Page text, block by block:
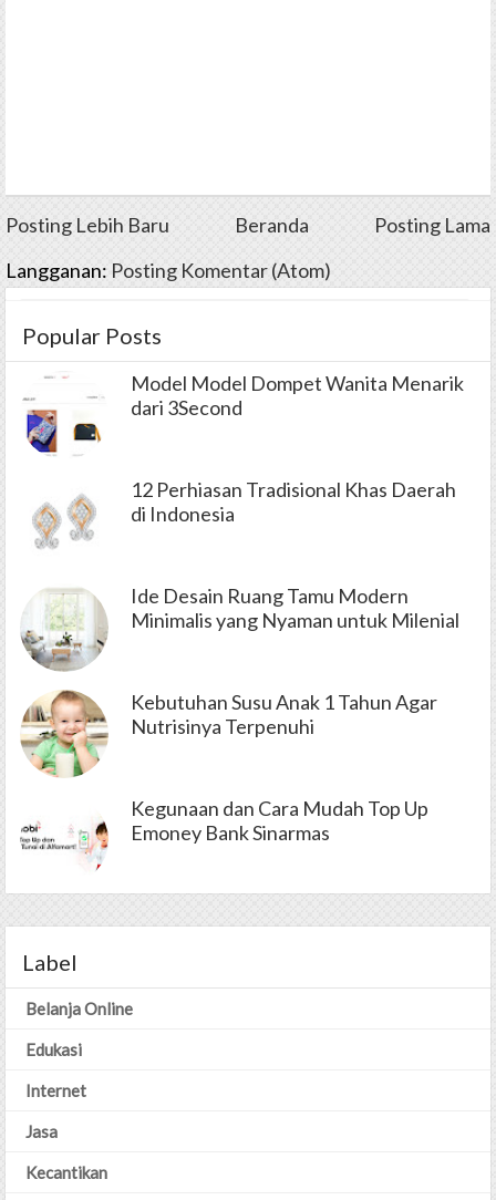
Posting Lebih Baru Beranda
Posting Lama
Langganan: Posting Komentar (Atom)
Popular Posts
Model Model Dompet Wanita Menarik
dari 3Second
12 Perhiasan Tradisional Khas Daerah
di Indonesia
Ide Desain Ruang Tamu Modern
Minimalis yang Nyaman untuk Milenial
Kebutuhan Susu Anak 1 Tahun Agar
Nutrisinya Terpenuhi
Kegunaan dan Cara Mudah Top Up
Emoney Bank Sinarmas
Label
Belanja Online
Edukasi
Internet
Jasa
Kecantikan